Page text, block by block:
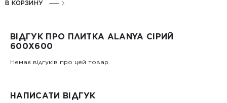
В КОРЗИНУ
ВІДГУК ПРО ПЛИТКА ALANYA СІРИЙ
600X600
Немає відгуків про цей товар.
НАПИСАТИ ВІДГУК